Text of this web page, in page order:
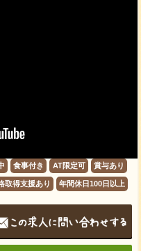
食事付き AT限定可 賞与あり
取得支援あり 年間休日100日以上